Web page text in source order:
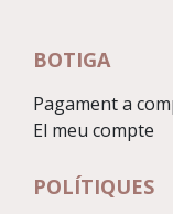
BOTIGA
Pagament a
El meu compte
POLÍTIQUES